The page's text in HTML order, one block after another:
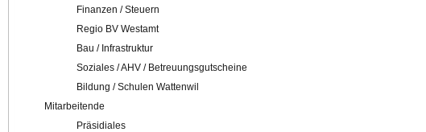
Finanzen / Steuern
Regio BV Westamt
Bau / Infrastruktur
Soziales / AHV / Betreuungsgutscheine
Bildung / Schulen Wattenwil
Mitarbeitende
Präsidiales